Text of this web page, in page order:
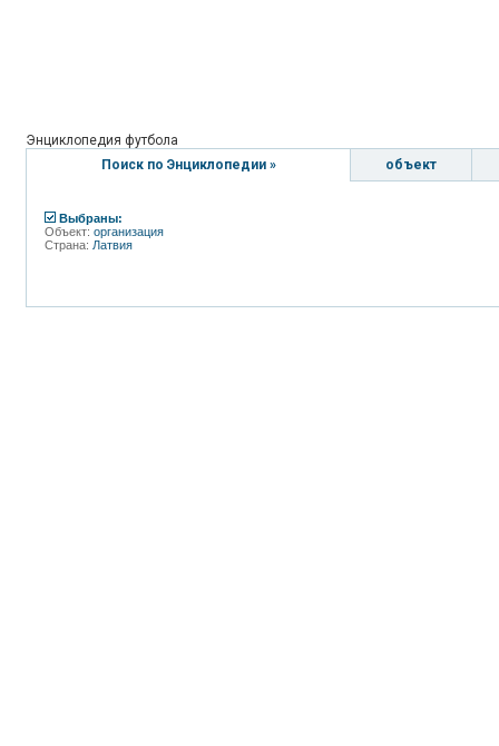
Энциклопедия футбола
Поиск по Энциклопедии »
объект
Выбраны:
Объект: организация
Страна: Латвия